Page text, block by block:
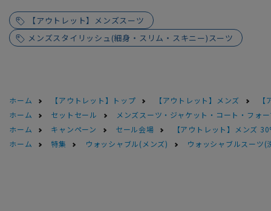
【アウトレット】メンズスーツ
メンズスタイリッシュ(細身・スリム・スキニー)スーツ
ホーム 【アウトレット】トップ 【アウトレット】メンズ
ホーム
セットセール
メンズスーツ・ジャケット・コート・フォ
ホーム
キャンペーン セール会場
【アウトレット】メンズ
ホーム
特集 ウォッシャブル(メンズ) ウォッシャブルスーツ(